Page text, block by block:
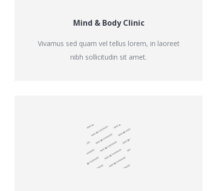
Mind & Body Clinic
Vivamus sed quam vel tellus lorem, in laoreet
nibh sollicitudin sit amet.